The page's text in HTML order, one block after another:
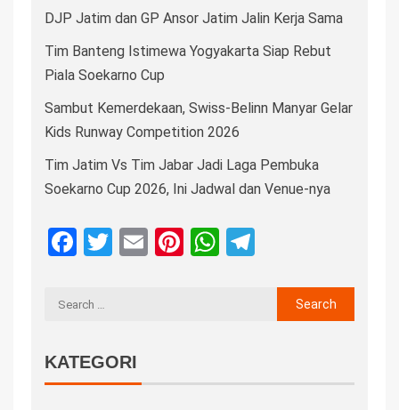
DJP Jatim dan GP Ansor Jatim Jalin Kerja Sama
Tim Banteng Istimewa Yogyakarta Siap Rebut
Piala Soekarno Cup
Sambut Kemerdekaan, Swiss-Belinn Manyar Gelar
Kids Runway Competition 2026
Tim Jatim Vs Tim Jabar Jadi Laga Pembuka
Soekarno Cup 2026, Ini Jadwal dan Venue-nya
Facebook
Twitter
EmailPinterest
WhatsApp
KATEGORI